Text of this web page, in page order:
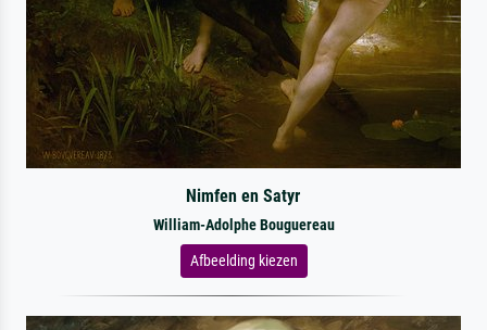
Nimfen en Satyr
William-Adolphe Bouguereau
Afbeelding kiezen